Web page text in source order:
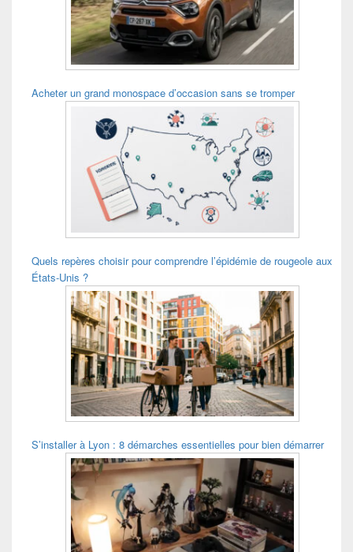
Acheter un grand monospace d’occasion sans se tromper
Quels repères choisir pour comprendre l’épidémie de rougeole aux
États-Unis ?
S’installer à Lyon : 8 démarches essentielles pour bien démarrer